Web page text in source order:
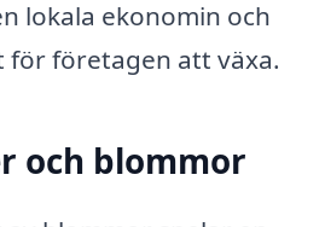
lokala ekonomin och
för företagen att växa.
och blommor